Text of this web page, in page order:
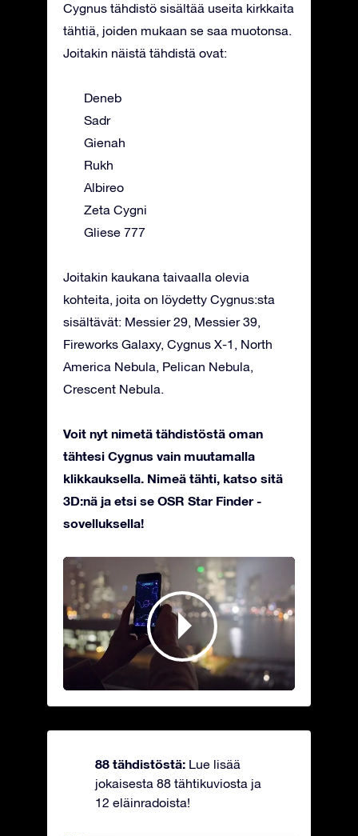
Cygnus tähdistö sisältää useita kirkkaita
tähtiä, joiden mukaan se saa muotonsa.
Joitakin näistä tähdistä ovat:
Deneb
Sadr
Gienah
Rukh
Albireo
Zeta Cygni
Gliese 777
Joitakin kaukana taivaalla olevia
kohteita, joita on löydetty Cygnus:sta
sisältävät: Messier 29, Messier 39,
Fireworks Galaxy, Cygnus X-1, North
America Nebula, Pelican Nebula,
Crescent Nebula.
Voit nyt nimetä tähdistöstä oman
tähtesi Cygnus vain muutamalla
klikkauksella. Nimeä tähti, katso sitä
3D:nä ja etsi se OSR Star Finder -
sovelluksella!
88 tähdistöstä: Lue lisää
jokaisesta 88 tähtikuviosta ja
12 eläinradoista!